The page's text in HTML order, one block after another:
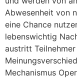
Abwesenheit von
eine Chance
lebenswichtig
austritt
Mechanismus